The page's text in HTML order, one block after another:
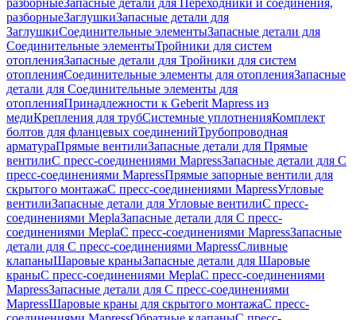
разборныеЗапасные детали для Переходники и соединения,
разборныеЗаглушкиЗапасные детали для
ЗаглушкиСоединительные элементыЗапасные детали для
Соединительные элементыТройники для систем
отопленияЗапасные детали для Тройники для систем
отопленияСоединительные элементы для отопленияЗапасные
детали для Соединительные элементы для
отопленияПринадлежности к Geberit Mapress из
медиКрепления для трубСистемные уплотненияКомплект
болтов для фланцевых соединенийТрубопроводная
арматураПрямые вентилиЗапасные детали для Прямые
вентилиС пресс-соединениями MapressЗапасные детали для С
пресс-соединениями MapressПрямые запорные вентили для
скрытого монтажаС пресс-соединениями MapressУгловые
вентилиЗапасные детали для Угловые вентилиС пресс-
соединениями MeplaЗапасные детали для С пресс-
соединениями MeplaС пресс-соединениями MapressЗапасные
детали для С пресс-соединениями MapressСливные
клапаныШаровые краныЗапасные детали для Шаровые
краныС пресс-соединениями MeplaС пресс-соединениями
MapressЗапасные детали для С пресс-соединениями
MapressШаровые краны для скрытого монтажаС пресс-